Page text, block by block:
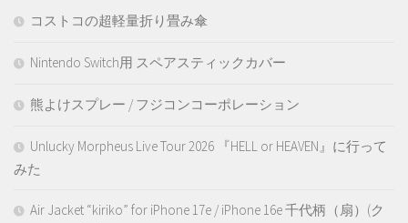
コストコの超軽量折り畳み傘
Nintendo Switch用 スペアスティックカバー
熊よけスプレー / フジコンコーポレーション
Unlucky Morpheus Live Tour 2026 『HELL or HEAVEN』に行って
みた
Air Jacket “kiriko” for iPhone 17e / iPhone 16e 千代柄（扇）(ク